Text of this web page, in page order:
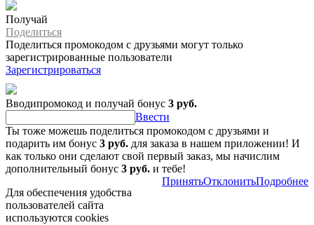
Получай
Поделиться
Поделиться промокодом с друзьями могут только
зарегистрированные пользователи
Зарегистрироваться
Вводипромокод и получай бонус 3 руб.
Ввести
Ты тоже можешь поделиться промокодом с друзьями и
подарить им бонус 3 руб. для заказа в нашем приложении! И
как только они сделают свой первый заказ, мы начислим
дополнительный бонус 3 руб. и тебе!
Для обеспечения удобства
пользователей сайта
используются cookies
ПринятьОтклонитьПодробнее